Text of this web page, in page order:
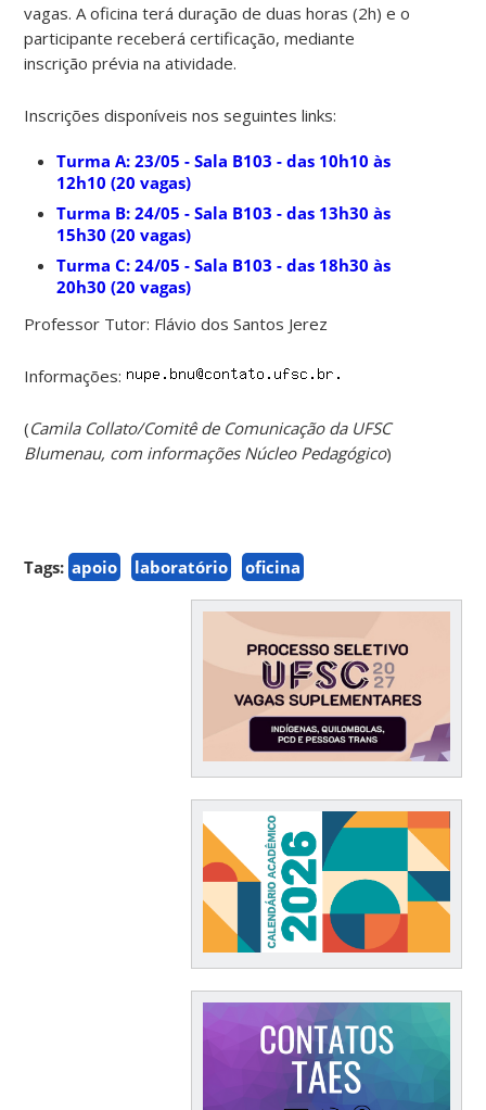
vagas. A oficina terá duração de duas horas (2h) e o
participante receberá certificação, mediante
inscrição prévia na atividade.
Inscrições disponíveis nos seguintes links:
Turma A: 23/05 - Sala B103 - das 10h10 às
12h10 (20 vagas)
Turma B: 24/05 - Sala B103 - das 13h30 às
15h30 (20 vagas)
Turma C: 24/05 - Sala B103 - das 18h30 às
20h30 (20 vagas)
Professor Tutor: Flávio dos Santos Jerez
Informações:
(Camila Collato/Comitê de Comunicação da UFSC
Blumenau, com informações Núcleo Pedagógico)
Tags: apoio laboratório oficina